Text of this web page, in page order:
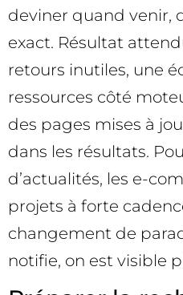
deviner quand venir,
exact. Résultat
retours inutiles, une
ressources côté
des pages mises à
dans les résultats.
d’actualités, les e-
projets à forte
changement de
notifie, on est visible